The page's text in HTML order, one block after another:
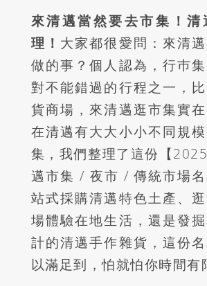
來清邁當然要去市集！清
理！ 大家都很愛問：來清
做的事？個人認為，行巿
對不能錯過的行程之一，
貨商場，來清邁逛市集實在
在清邁有大大小小不同規
集，我們整理了這份【
邁市集 / 夜市 / 傳統市場
站式採購清邁特色土產、
場體驗在地生活，還是發
計的清邁手作雜貨，這份
以滿足到，怕就怕你時間有